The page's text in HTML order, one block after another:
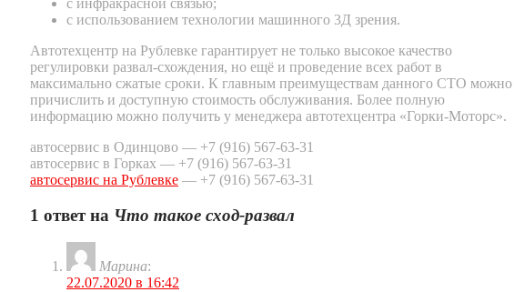
с инфракрасной связью;
с использованием технологии машинного 3Д зрения.
Автотехцентр на Рублевке гарантирует не только высокое качество
регулировки развал-схождения, но ещё и проведение всех работ в
максимально сжатые сроки. К главным преимуществам данного СТО можно
причислить и доступную стоимость обслуживания. Более полную
информацию можно получить у менеджера автотехцентра «Горки-Моторс».
автосервис в Одинцово — +7 (916) 567-63-31
автосервис в Горках — +7 (916) 567-63-31
автосервис на Рублевке — +7 (916) 567-63-31
1 ответ на Что такое сход-развал
Марина:
22.07.2020 в 16:42